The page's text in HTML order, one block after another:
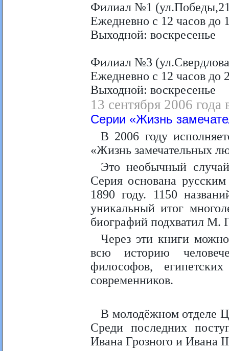
Филиал №1
Ежедневно с 12 часов до
Выходной: воскресенье
Филиал №3
Ежедневно с 12 часов до
Выходной: воскресенье
13 сентября 2006 года
Серии «Жизнь
В 2006 году
«Жизнь замечательных
Это необычный
Серия основана
1890 году. 1150
уникальный итог
биографий подхватил М.
Через эти книги
всю историю
философов,
современников.
В молодёжном отделе
Среди последних
Ивана Грозного и Ивана